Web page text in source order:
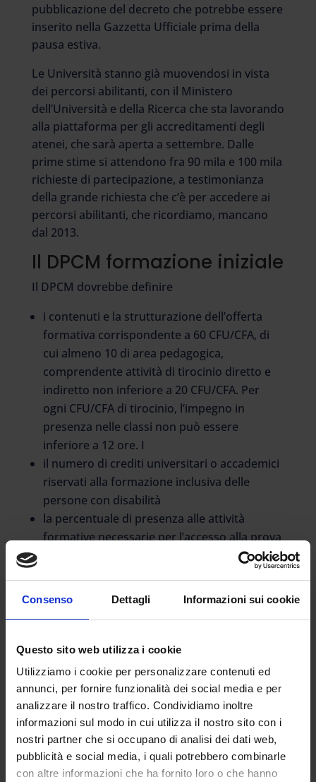
Consenso Dettagli Informazioni sui cookie
Questo sito web utilizza i cookie
Utilizziamo i cookie per personalizzare contenuti ed
annunci, per fornire funzionalità dei social media e per
analizzare il nostro traffico. Condividiamo inoltre
informazioni sul modo in cui utilizza il nostro sito con i
nostri partner che si occupano di analisi dei dati web,
pubblicità e social media, i quali potrebbero combinarle
con altre informazioni che ha fornito loro o che hanno
pubblicazione del decreto che potrebbe essere
inserito nella Gazzetta Ufficiale prima della
pausa estiva.
Le Università stanno già muovendosi in vista
dei percorsi abilitanti, con il Ministero
dell’Università e della Ricerca che sta lavorando
alla piattaforma per gli accreditamenti degli
atenei, che sarà aperta a settembre. Dalle
prime stime si attendono fra 90 mila e 100 mila
richieste di partecipazione, a testimonianza
della grande richiesta che c’è per accedere ai
percorsi abilitanti, che ricordiamo, mancano
dal 2013.
Il DPCM formazione iniziale
Il DPCM dovrebbe definire
i contenuti e la strutturazione dell’offerta
formativa corrispondente a 60 CFU/CFA, di
cui almeno 10 di area pedagogica,
comprendente attività di tirocinio diretto e
indiretto non inferiore a 20 CFU/CFA. Per
ogni CFU/CFA di tirocinio, l’impegno in
presenza nelle classi non può essere
inferiore a 12 ore. I
il numero di crediti universitari o accademici
riservati alla formazione inclusiva delle
persone con disabilità
la percentuale di presenza alle attività
formative necessarie per l’accesso alla prova
le modalità di svolgimento della prova finale
del percorso universitario e accademico,
comprendente la prova scritta e orale.
La BOZZA prevede che i docenti, titolari di
o paritaria ovvero nei percorsi di istruzione e
formazione professionale delle regioni,
possono accedere, per i primi tre cicli, ai
percorsi relativi alla propria classe di concorso,
nei limiti della riserva di posti che è pari: